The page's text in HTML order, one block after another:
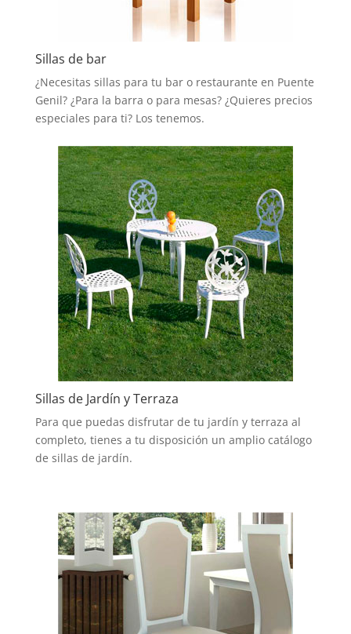
Sillas de bar
¿Necesitas sillas para tu bar o restaurante en Puente
Genil? ¿Para la barra o para mesas? ¿Quieres precios
especiales para ti? Los tenemos.
Sillas de Jardín y Terraza
Para que puedas disfrutar de tu jardín y terraza al
completo, tienes a tu disposición un amplio catálogo
de sillas de jardín.